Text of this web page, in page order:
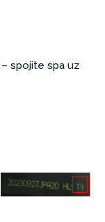
– spojite spa uz